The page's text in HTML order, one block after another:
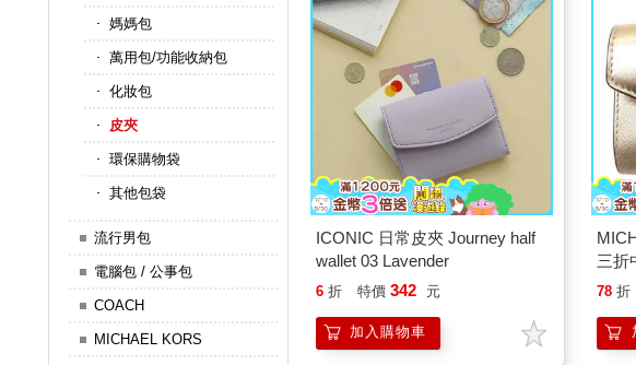
媽媽包
萬用包/功能收納包
化妝包
皮夾
環保購物袋
其他包袋
流行男包
電腦包 / 公事包
COACH
MICHAEL KORS
ICONIC 日常皮夾 Journey half
wallet 03 Lavender
6 折 特價 342 元
加入購物車
三折
78 折